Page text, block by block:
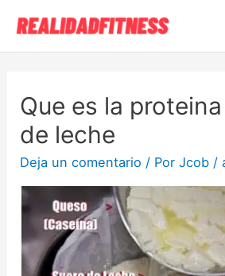
Que es la
de leche
Deja un comentario / PorJcob /